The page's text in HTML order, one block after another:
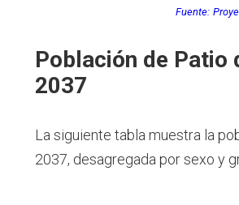
Fuente:
Población de Patio
2037
La siguiente tabla muestra la
2037, desagregada por sexo y